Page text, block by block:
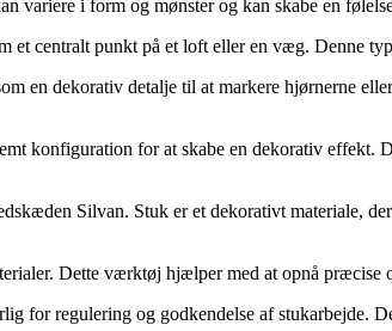
variere i form og mønster og kan skabe en
centralt punkt på et loft eller en væg. Denne
en dekorativ detalje til at markere hjørnerne
konfiguration for at skabe en dekorativ
Silvan. Stuk er et dekorativt materiale,
Dette værktøj hjælper med at opnå præcise
for regulering og godkendelse af stukarbejde.